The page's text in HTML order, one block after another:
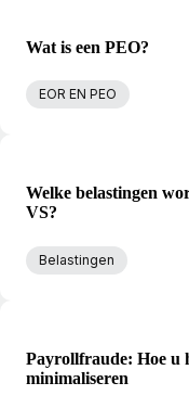
Wat is een PEO?
EOR EN PEO
Welke belastingen
VS?
Belastingen
Payrollfraude: Hoe u
minimaliseren